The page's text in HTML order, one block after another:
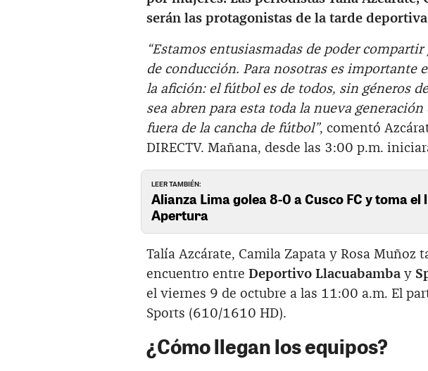
serán las protagonistas de la tarde
“Estamos entusiasmadas de poder
de conducción. Para nosotras es importante
la afición: el fútbol es de todos, sin géneros
sea abren para esta toda la nueva
fuera de la cancha de fútbol”, comentó
DIRECTV. Mañana, desde las 3:00 p.m.
LEER TAMBIÉN:
Alianza Lima golea 8-0 a Cusco FC y toma
Apertura
Talía Azcárate, Camila Zapata y Rosa Muñoz
encuentro entre Deportivo Llacuabamba y
el viernes 9 de octubre a las 11:00 a.m. El
Sports (610/1610 HD).
¿Cómo llegan los equipos?